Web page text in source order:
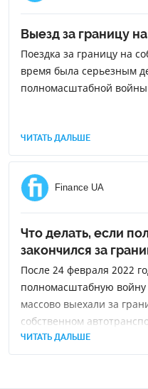
Выезд за границу
Поездка за границу на
время была серьезным
полномасштабной
ЧИТАТЬ ДАЛЬШЕ
Finance UA
Что делать, если
закончился за
После 24 февраля 2022
полномасштабную
массово выехали за
собственном
ЧИТАТЬ ДАЛЬШЕ